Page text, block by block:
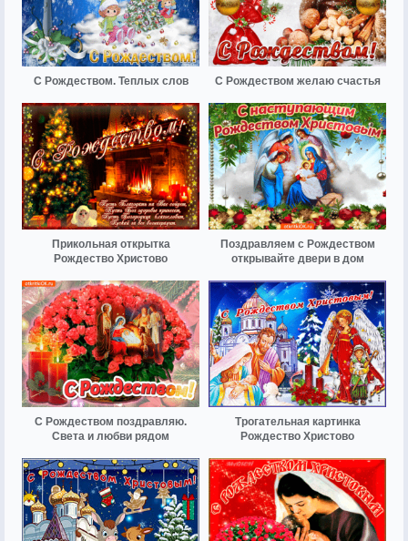
С Рождеством. Теплых слов С Рождеством желаю счастья
Прикольная открытка
Рождество Христово
Поздравляем с Рождеством
открывайте двери в дом
С Рождеством поздравляю.
Света и любви рядом
Трогательная картинка
Рождество Христово